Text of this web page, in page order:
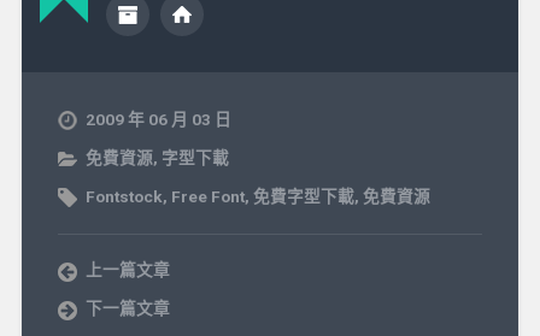
2009 年 06 月 03 日
免費資源, 字型下載
Fontstock, Free Font, 免費字型下載, 免費資源
上一篇文章
下一篇文章